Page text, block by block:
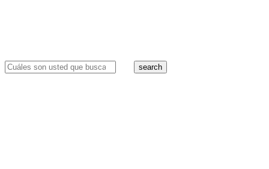
search